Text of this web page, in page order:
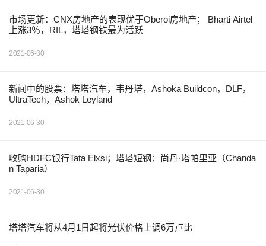
市场更新：CNX房地产的表现优于Oberoi房地产； Bharti Airtel
上涨3％，RIL，塔塔钢铁最为活跃
2021-06-30
新闻中的股票：塔塔汽车，韦丹塔，Ashoka Buildcon，DLF，
UltraTech，Ashok Leyland
2021-06-30
收购HDFC银行Tata Elxsi；塔塔短钢：尚丹·塔帕里亚（Chanda
n Taparia）
2021-06-30
塔塔汽车将从4月1日起将光伏价格上调6万卢比